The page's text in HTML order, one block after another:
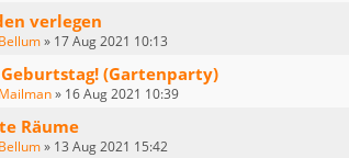
verlegen
Bellum» 17 Aug 2021 10:13
(Gartenparty)
Mailman» 16 Aug 2021 10:39
Räume
Bellum» 13 Aug 2021 15:42